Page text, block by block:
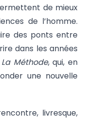
de mieux
de l’homme.
des ponts entre
dans les années
La Méthode, qui, en
une nouvelle
livresque,